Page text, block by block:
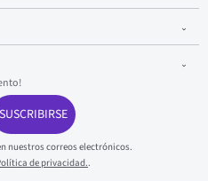
SUSCRIBIRSE
nuestros correos electrónicos.
de privacidad..